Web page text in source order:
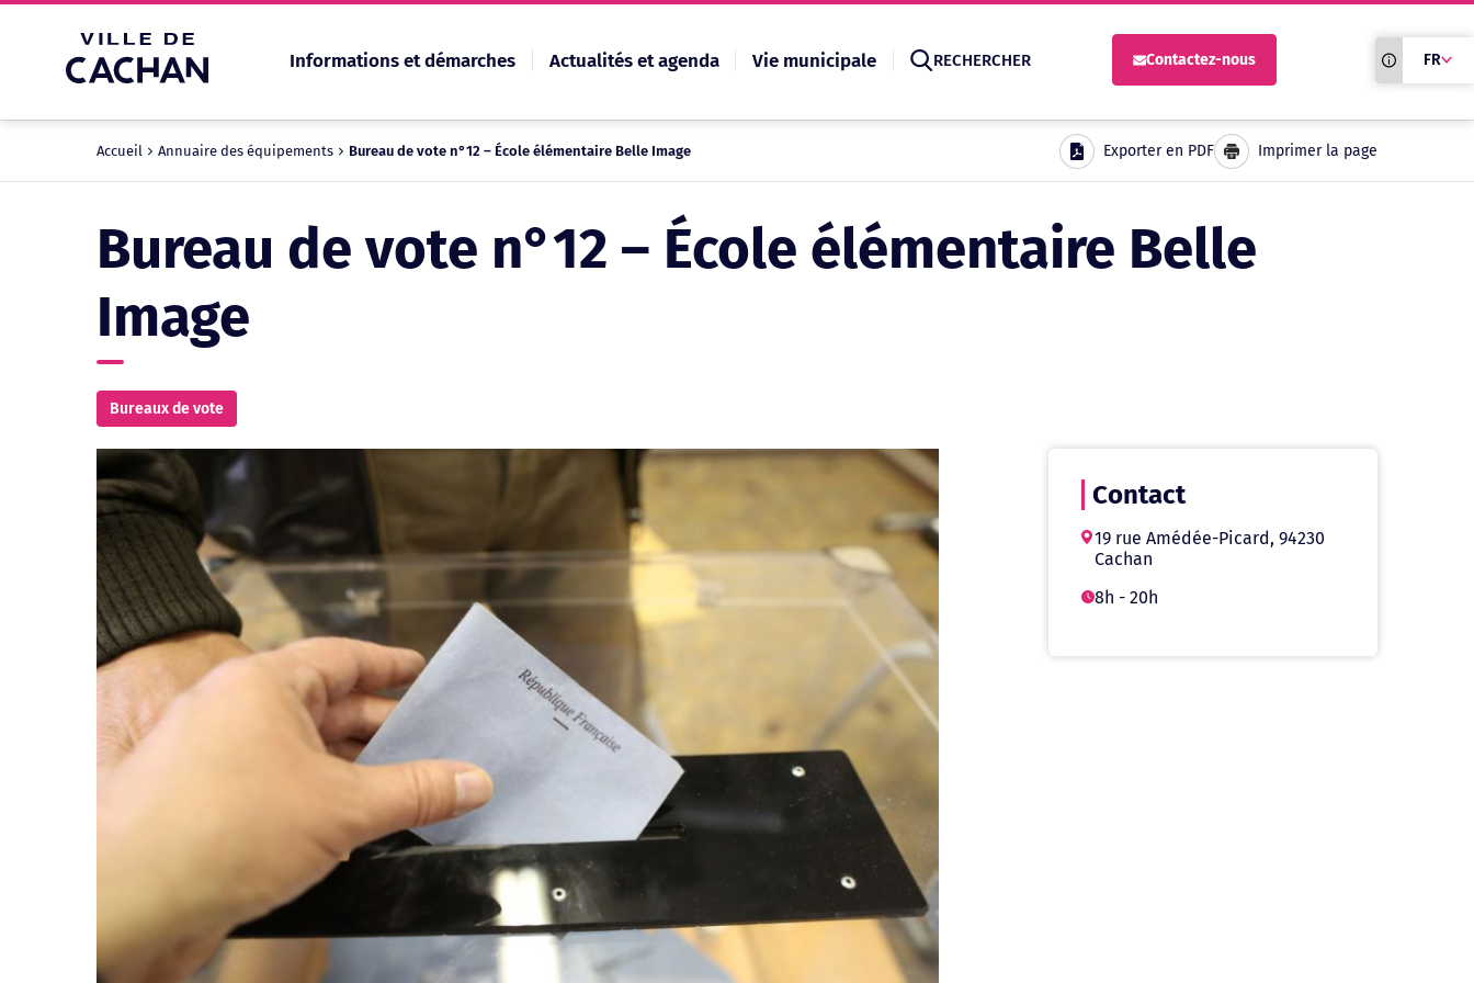
Informations et démarches Actualités et agenda Vie municipale RECHERCHER Contactez-nous
Recherche
Traduction
siteFR
Accueil Annuaire des équipements Bureau de vote n°12 – École élémentaire Belle Image Exporter en PDF Imprimer la page
Bureau de vote n°12 – École élémentaire Belle
Image
Bureaux de vote
Contact
19 rue Amédée-Picard, 94230
Cachan
8h - 20h